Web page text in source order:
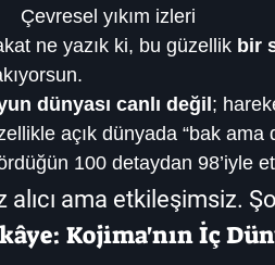
Çevresel yıkım izleri
ne yazık ki, bu güzellik bir
dünyası canlı değil ;
açık dünyada “bak
100 detaydan 98’iyle
alıcı ama etkileşimsiz.
Kojima'nın İç